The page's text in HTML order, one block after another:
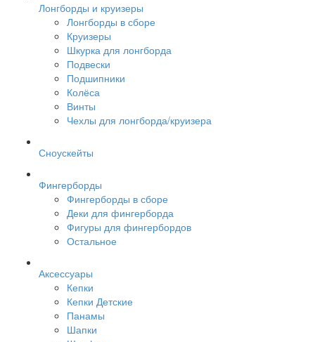
Лонгборды и круизеры
Лонгборды в сборе
Круизеры
Шкурка для лонгборда
Подвески
Подшипники
Колёса
Винты
Чехлы для лонгборда/круизера
Сноускейты
Фингерборды
Фингерборды в сборе
Деки для фингерборда
Фигуры для фингербордов
Остальное
Аксессуары
Кепки
Кепки Детские
Панамы
Шапки